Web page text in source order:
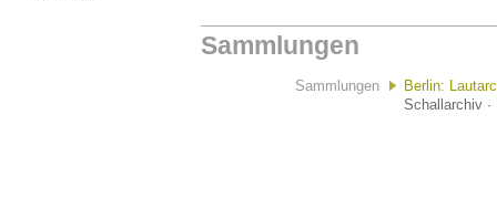
Sammlungen
Sammlungen
Berlin:
Schallarchiv